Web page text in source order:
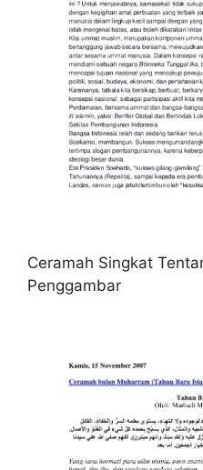
Ceramah Singkat
Penggambar